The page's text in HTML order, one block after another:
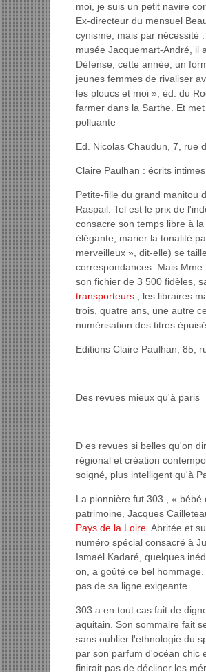
moi, je suis un petit navire
Ex-directeur du mensuel
cynisme, mais par nécessité
musée Jacquemart-André, il
Défense, cette année, un
jeunes femmes de rivaliser
les ploucs et moi », éd. du
farmer dans la Sarthe. Et
polluante
Ed. Nicolas Chaudun, 7, rue
Claire Paulhan : écrits intimes
Petite-fille du grand manitou
Raspail. Tel est le prix de
consacre son temps libre à
élégante, marier la tonalité
merveilleux », dit-elle) se
correspondances. Mais
son fichier de 3 500 fidèles,
transporteurs , les libraires
trois, quatre ans, une autre
numérisation des titres
Editions Claire Paulhan, 85,
Des revues mieux qu'à paris
D es revues si belles qu'on
régional et création
soigné, plus intelligent qu'à
La pionnière fut 303 , «
patrimoine, Jacques
Pays de la Loire . Abritée et
numéro spécial consacré à
Ismaël Kadaré, quelques
on, a goûté ce bel
pas de sa ligne exigeante...
303 a en tout cas fait de
aquitain. Son sommaire fait
sans oublier l'ethnologie du
par son parfum d'océan chic
finirait pas de décliner les